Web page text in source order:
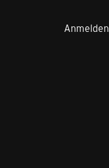
Anmelden